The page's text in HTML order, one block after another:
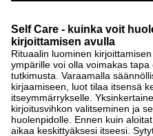
Self Care - kuinka voit
kirjoittamisen avulla
Rituaalin luominen
ympärille voi olla voimakas
tutkimusta. Varaamalla
kirjaamiseen, luot tilaa itsensä
itseymmärrykselle.
kirjoitusvihkon valitseminen ja
huolenpidolle. Ennen kuin
aikaa keskittyäksesi itseesi.